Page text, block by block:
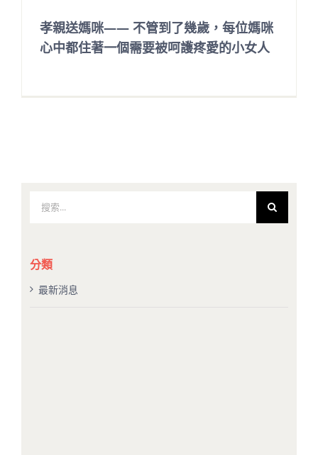
孝親送媽咪—— 不管到了幾歲，每位媽咪
心中都住著一個需要被呵護疼愛的小女人
果：
分類
最新消息